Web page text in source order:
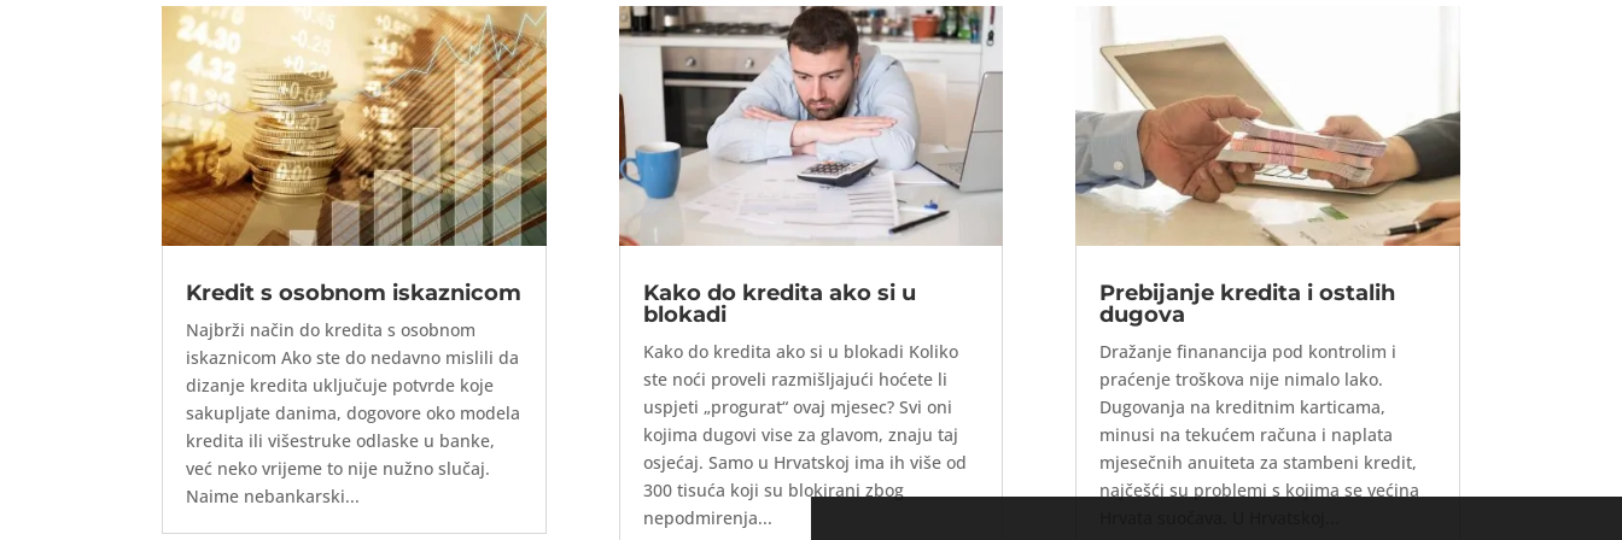
Kredit s osobnom iskaznicom
Najbrži način do kredita s osobnom
iskaznicom Ako ste do nedavno mislili da
dizanje kredita uključuje potvrde koje
sakupljate danima, dogovore oko modela
kredita ili višestruke odlaske u banke,
već neko vrijeme to nije nužno slučaj.
Naime nebankarski...
Kako do kredita ako si u
blokadi
Kako do kredita ako si u blokadi Koliko
ste noći proveli razmišljajući hoćete li
uspjeti „progurat“ ovaj mjesec? Svi oni
kojima dugovi vise za glavom, znaju taj
osjećaj. Samo u Hrvatskoj ima ih više od
300 tisuća koji su blokirani zbog
nepodmirenja...
Prebijanje kredita i ostalih
dugova
Dražanje finanancija pod kontrolim i
praćenje troškova nije nimalo lako.
Dugovanja na kreditnim karticama,
minusi na tekućem računa i naplata
mjesečnih anuiteta za stambeni kredit,
najčešći su problemi s kojima se većina